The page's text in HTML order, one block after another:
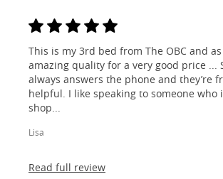
This is my 3rd bed from The OBC and as
amazing quality for a very good price ...
always answers the phone and they’re
helpful. I like speaking to someone who
shop...
Lisa
Read full review